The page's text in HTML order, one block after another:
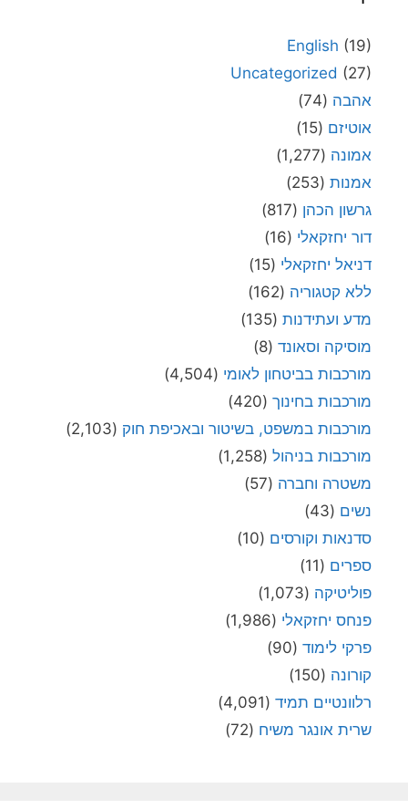
English (19)
Uncategorized (27)
אהבה (74)
אוטיזם (15)
אמונה (1,277)
אמנות (253)
גרשון הכהן (817)
דור יחזקאלי (16)
דניאל יחזקאלי (15)
ללא קטגוריה (162)
מדע ועתידנות (135)
מוסיקה וסאונד (8)
מורכבות בביטחון לאומי (4,504)
מורכבות בחינוך (420)
מורכבות במשפט, בשיטור ובאכיפת חוק (2,103)
מורכבות בניהול (1,258)
משטרה וחברה (57)
נשים (43)
סדנאות וקורסים (10)
ספרים (11)
פוליטיקה (1,073)
פנחס יחזקאלי (1,986)
פרקי לימוד (90)
קורונה (150)
רלוונטיים תמיד (4,091)
שרית אונגר משיח (72)